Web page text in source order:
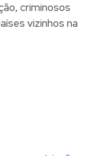
criminosos
vizinhos na